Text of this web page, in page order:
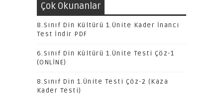
Çok Okunanlar
8.Sınıf Din Kültürü 1.Ünite Kader İnancı
Test İndir PDF
6.Sınıf Din Kültürü 1.Ünite Testi Çöz-1
(ONLİNE)
8.Sınıf Din 1.Ünite Testi Çöz-2 (Kaza
Kader Testi)